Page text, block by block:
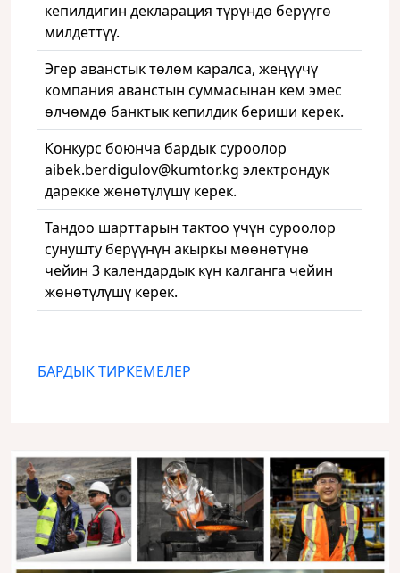
кепилдигин декларация түрүндө берүүгө
милдеттүү.
Эгер аванстык төлөм каралса, жеңүүчү
компания аванстын суммасынан кем эмес
өлчөмдө банктык кепилдик бериши керек.
Конкурс боюнча бардык суроолор
aibek.berdigulov@kumtor.kg электрондук
дарекке жөнөтүлүшү керек.
Тандоо шарттарын тактоо үчүн суроолор
сунушту берүүнүн акыркы мөөнөтүнө
чейин 3 календардык күн калганга чейин
жөнөтүлүшү керек.
БАРДЫК ТИРКЕМЕЛЕР